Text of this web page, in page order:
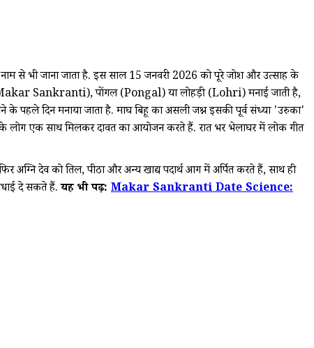
भी जाना जाता है. इस साल 15 जनवरी 2026 को पूरे जोश और उत्साह के
(Makar Sankranti), पोंगल (Pongal) या लोहड़ी (Lohri) मनाई जाती है,
पहले दिन मनाया जाता है. माघ बिहू का असली जश्न इसकी पूर्व संध्या 'उरुका'
लोग एक साथ मिलकर दावत का आयोजन करते हैं. रात भर भेलाघर में लोक गीत
देव को तिल, पीठा और अन्य खाद्य पदार्थ आग में अर्पित करते हैं, साथ ही
दे सकते हैं.यह भी पढ़ें: Makar Sankranti Date Science: